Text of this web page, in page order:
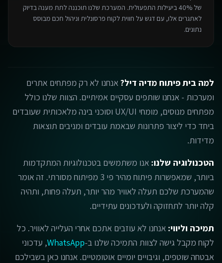
של 40% ביעילות התפעולית. המערכת שלנו תוכננה לתת מענה בדיוק
לאתגרים אלו, עם דגש על חווית לקוח פרסונלית וניהול חכם מבוסס
נתונים.
למה בית פיתוח מדיה דיל? אנחנו לא רק מפתחים אתרים
ומערכות - אנחנו שותפים עסקיים אמיתיים. הצוות שלנו כולל
מפתחים מנוסים, מומחי UX/UI וסוכני בינה מלאכותית שעובדים
ביחד כדי ליצור פתרונות שבאמת עובדים ומניבים תוצאות
מדידות.
הטכנולוגיה שלנו: אנו משתמשים בטכנולוגיות המתקדמות
ביותר, שמאפשרות פיתוח מהיר פי 3 מפיתוח מסורתי. זה אומר
שהמערכת שלכם תעלה לאוויר מהר יותר, תעלה פחות, ותהיה
קלה יותר לתחזוקה ולעדכונים עתידיים.
תמיכה וליווי: אנחנו לא עוזבים אתכם אחרי העלייה לאוויר. כל
לקוח מקבל גישה לצוות התמיכה שלנו ב-WhatsApp, עדכוני
אבטחה שוטפים, וגיבויים יומיים אוטומטיים. אנחנו כאן בשבילכם